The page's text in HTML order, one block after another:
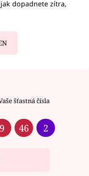
dopadnete zítra,
šťastná čísla
9 46 2